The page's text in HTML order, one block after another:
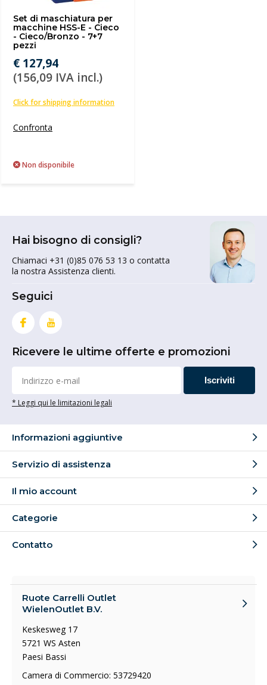
Set di maschiatura per
macchine HSS-E - Cieco
- Cieco/Bronzo - 7+7
pezzi
€ 127,94
(156,09 IVA incl.)
Click for shipping information
Confronta
Non disponibile
Hai bisogno di consigli?
Chiamaci +31 (0)85 076 53 13 o contatta
la nostra Assistenza clienti.
Seguici
Ricevere le ultime offerte e promozioni
Iscriviti
* Leggi qui le limitazioni legali
Informazioni aggiuntive
Servizio di assistenza
Il mio account
Categorie
Contatto
Ruote Carrelli Outlet
WielenOutlet B.V.
Keskesweg 17
5721 WS Asten
Paesi Bassi
Camera di Commercio: 53729420